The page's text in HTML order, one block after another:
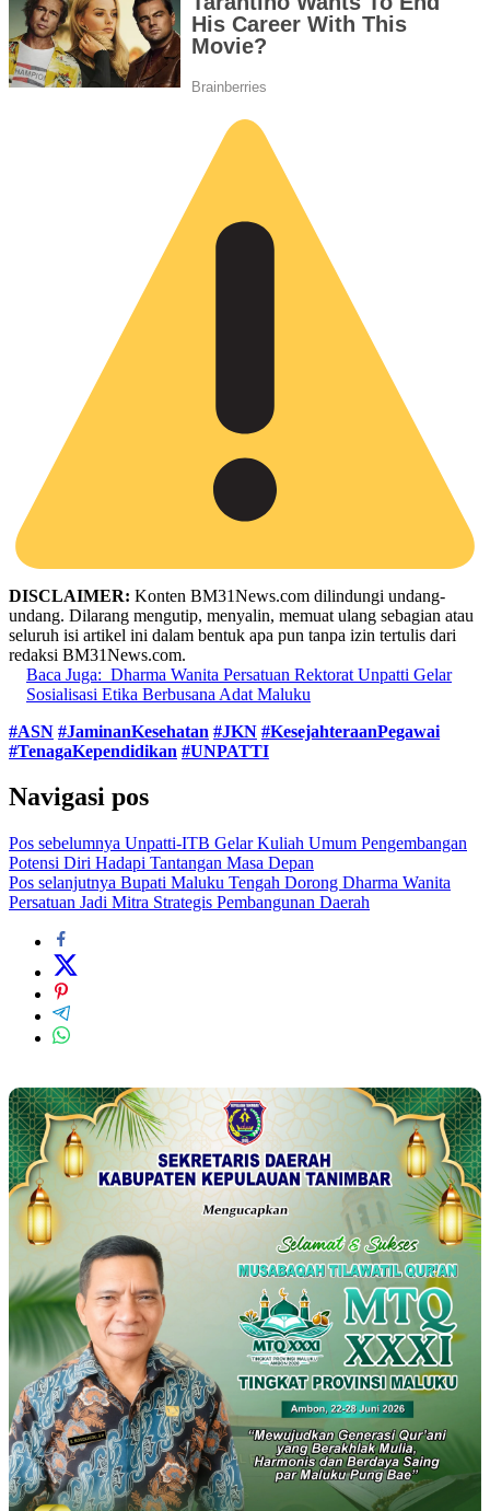
DISCLAIMER: Konten BM31News.com dilindungi undang-
undang. Dilarang mengutip, menyalin, memuat ulang sebagian atau
seluruh isi artikel ini dalam bentuk apa pun tanpa izin tertulis dari
redaksi BM31News.com.
Baca Juga: Dharma Wanita Persatuan Rektorat Unpatti Gelar
Sosialisasi Etika Berbusana Adat Maluku
#ASN #JaminanKesehatan #JKN #KesejahteraanPegawai
#TenagaKependidikan #UNPATTI
Navigasi pos
Pos sebelumnya Unpatti-ITB Gelar Kuliah Umum Pengembangan
Potensi Diri Hadapi Tantangan Masa Depan
Pos selanjutnya Bupati Maluku Tengah Dorong Dharma Wanita
Persatuan Jadi Mitra Strategis Pembangunan Daerah
Rekomendasi untuk kamu
Kejari Ambon Tetapkan Dua Tersangka Korupsi PT Dok Waiame
Ambon, | Kejaksaan Negeri (Kejari) Ambon menetapkan dua
pejabat keuangan PT Dok dan Perkapalan Waiame…
Universitas Pattimura Dorong Mahasiswa Menembus Jejaring
Akademik Global Lewat Kolaborasi Diaspora Indonesia
Ambon, | Universitas Pattimura (Unpatti) memperkuat strategi
internasionalisasi pendidikan dengan mendorong mahasiswa
menembus jejaring akademik…